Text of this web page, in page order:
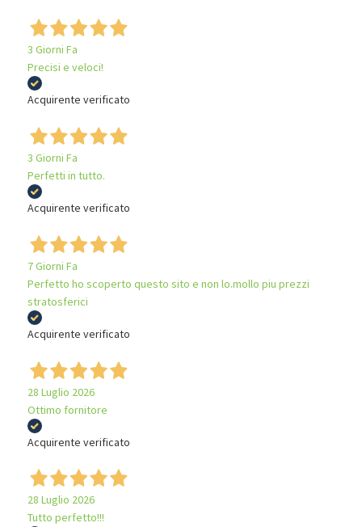
3 Giorni Fa
Precisi e veloci!
Acquirente verificato
3 Giorni Fa
Perfetti in tutto.
Acquirente verificato
7 Giorni Fa
Perfetto ho scoperto questo sito e non lo.mollo piu prezzi
stratosferici
Acquirente verificato
28 Luglio 2026
Ottimo fornitore
Acquirente verificato
28 Luglio 2026
Tutto perfetto!!!